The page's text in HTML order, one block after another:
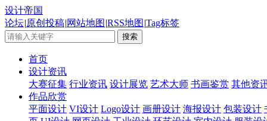
设计帝国
论坛|原创投稿|网站地图 |RSS地图 |Tag标签
首页
设计资讯
大赛征集 行业资讯 设计展览 艺术大师 书画鉴赏 其他资
作品欣赏
平面设计 VI设计 Logo设计 画册设计 海报设计 包装设计